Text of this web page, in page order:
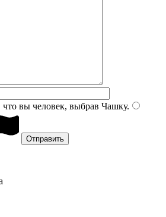
вы человек, выбрав Чашку.